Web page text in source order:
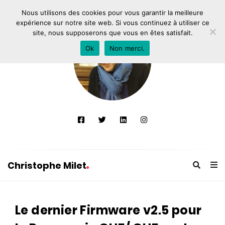
Christophe Milet
Le dernier Firmware v2.5 pour
Nous utilisons des cookies pour vous garantir la meilleure
expérience sur notre site web. Si vous continuez à utiliser ce
site, nous supposerons que vous en êtes satisfait.
Ok
Non merci.